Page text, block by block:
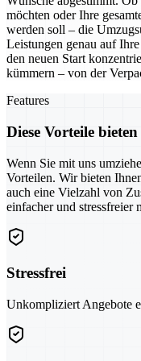
möchten oder Ihre
werden soll – die
Leistungen genau auf
den neuen Start
kümmern – von der
Features
Diese Vorteile
Wenn Sie mit uns
Vorteilen. Wir bieten
auch eine Vielzahl von
einfacher und stressfreier
Stressfrei
Unkompliziert Angebote